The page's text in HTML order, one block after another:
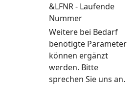
&LFNR - Laufende
Nummer
Weitere bei Bedarf
benötigte Parameter
können ergänzt
werden. Bitte
sprechen Sie uns an.